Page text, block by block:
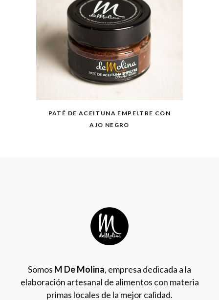
PATÉ DE ACEITUNA EMPELTRE CON
AJO NEGRO
Somos M De Molina, empresa dedicada a la
elaboración artesanal de alimentos con materia
primas locales de la mejor calidad.